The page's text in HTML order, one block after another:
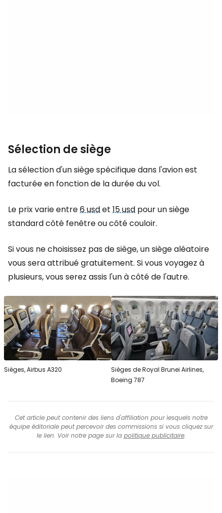
Sélection de siège
La sélection d'un siège spécifique dans l'avion est
facturée en fonction de la durée du vol.
Le prix varie entre6 usdet 15 usd pour un siège
standard côté fenêtre ou côté couloir.
Si vous ne choisissez pas de siège, un siège aléatoire
vous sera attribué gratuitement. Si vous voyagez à
plusieurs, vous serez assis l'un à côté de l'autre.
Sièges, Airbus A320
Sièges de Royal Brunei Airlines,
Boeing 787
Cet article peut contenir des liens d'affiliation pour lesquels notre
équipe éditoriale peut percevoir des commissions si vous cliquez sur
le lien. Voir notre page sur la politique publicitaire.